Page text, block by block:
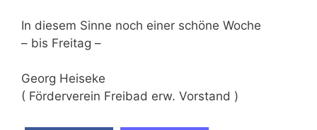
In diesem Sinne noch einer schöne Woche
– bis Freitag –
Georg Heiseke
( Förderverein Freibad erw. Vorstand )